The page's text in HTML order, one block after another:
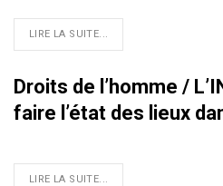
LIRE LA SUITE...
Droits de l’homme /
faire l’état des lieux
LIRE LA SUITE...